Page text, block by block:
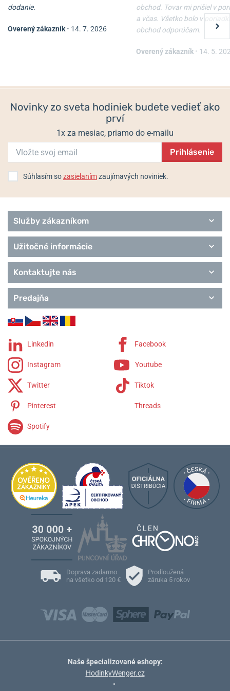
Informácie o výrobcovi:
Uhrenfabrik Junghans GmbH & Co.KG,
Geißhaldenstrasse 49, 78713 Schramberg, Nemecko /
info@junghans.de
Populárne modelové rady Junghans
Form
Hodiny Max Bill
dodanie.
Overený zákazník • 14. 7. 2026
obchod. Tovar mi prišiel v
a včas. Všetko bolo v
obchod odporúčam.
Overený zákazník • 14. 5.
Novinky zo sveta hodiniek budete vedieť ako
prví
1x za mesiac, priamo do e-mailu
Prihlásenie
Súhlasím sozasielanímzaujímavých noviniek.
Služby zákazníkom
Užitočné informácie
Kontaktujte nás
Predajňa
Linkedin Facebook
Instagram Youtube
Twitter Tiktok
Pinterest Threads
Spotify
Doprava zadarmo
na všetko od 120 €
Prodloužená
záruka 5 rokov
Naše špecializované eshopy:
HodinkyWenger.cz
•